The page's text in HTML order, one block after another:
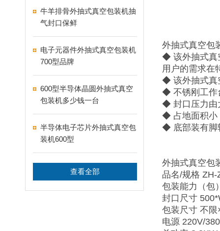
牛羊排骨外抽式真空包装机抽
气封口保鲜
电子元器件外抽式真空包装机
700型品牌
600型半导体晶圆外抽式真空
包装机多少钱一台
半导体电子芯片外抽式真空包
装机600型
查看全部
外抽式真空包
◆ 该外抽式真
用户的需求在
◆ 该外抽式真
◆ 不锈刚工作
◆ 封口压力由
◆ 占地面积小
◆ 底部装有脚
外抽式真空包
品名/规格 ZH-
包装能力（包
封口尺寸
包装尺寸 不
电源 220V/